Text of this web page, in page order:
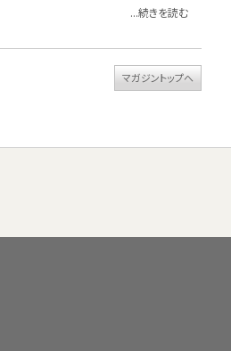
...続きを読む
マガジントップへ